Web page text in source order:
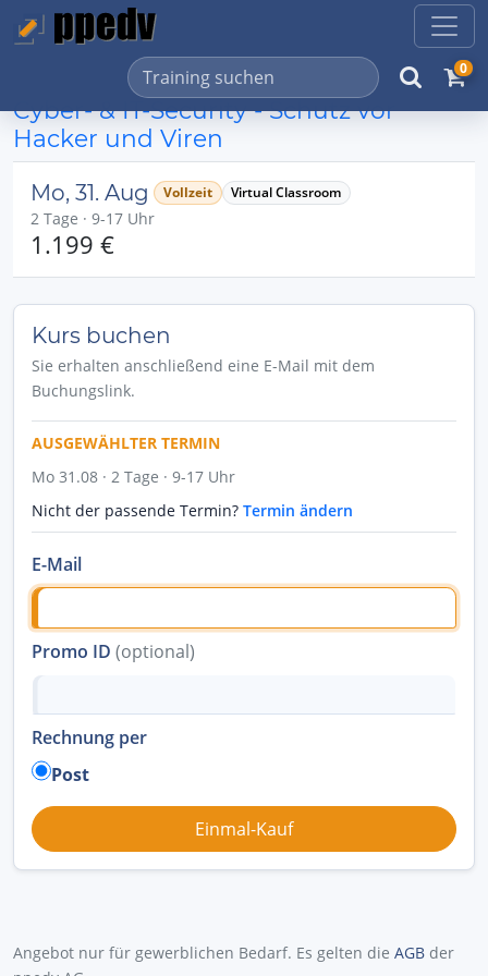
0
Cyber- & IT-Security - Schutz vor
Hacker und Viren
Mo, 31. Aug Vollzeit Virtual Classroom
2 Tage · 9-17 Uhr
1.199 €
Kurs buchen
Sie erhalten anschließend eine E-Mail mit dem
Buchungslink.
AUSGEWÄHLTER TERMIN
Mo 31.08 · 2 Tage · 9-17 Uhr
Nicht der passende Termin? Termin ändern
E-Mail
Promo ID (optional)
Rechnung per
Post
Angebot nur für gewerblichen Bedarf. Es gelten die AGB der